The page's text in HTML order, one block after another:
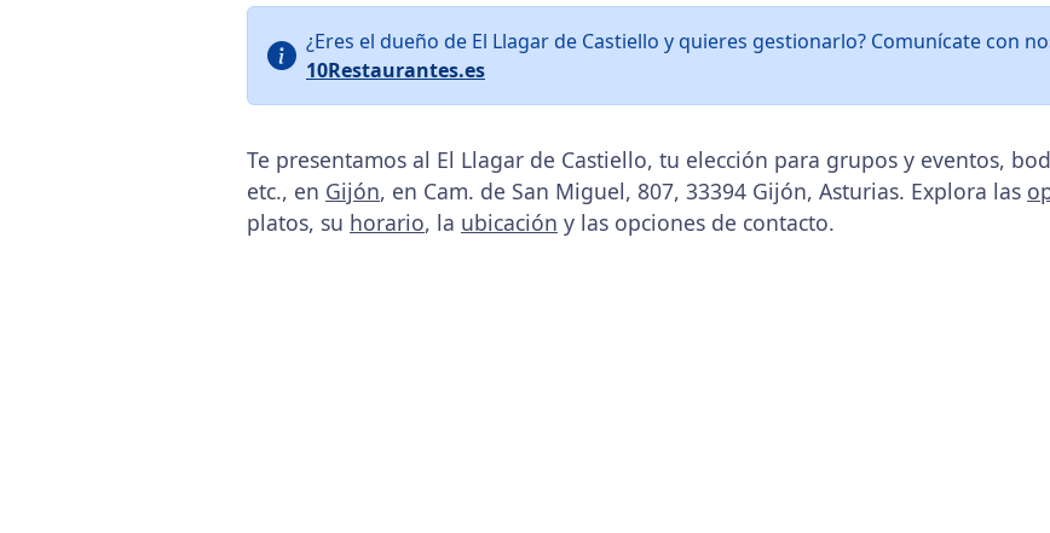
¿Eres el dueño de El Llagar de Castiello y quieres gestionarlo? Comunícate con
10Restaurantes.es
Te presentamos al El Llagar de Castiello, tu elección para grupos y eventos,
etc., en Gijón, en Cam. de San Miguel, 807, 33394 Gijón, Asturias. Explora las
platos, su horario, la ubicación y las opciones de contacto.